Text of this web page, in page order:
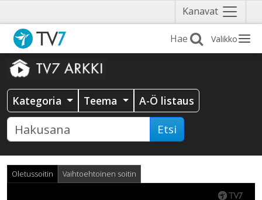
Kanavat Näytä
valikko
Valikko
Kategoria Teema A-Ö listaus
Etsi
Oletussoitin Vaihtoehtoinen soitin